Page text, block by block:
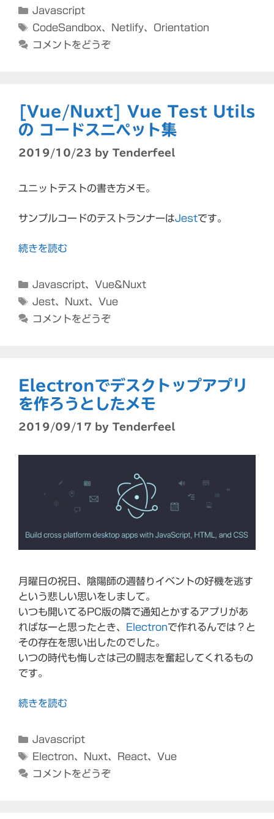
カ
テ
Javascript
タ
グ
CodeSandbox、 Netlify、 Orientation
コメントをどうぞ
[Vue/Nuxt] Vue Test Utils
の コードスニペット集
2019/10/23 by Tenderfeel
ユニットテストの書き方メモ。
サンプルコードのテストランナーはJestです。
続きを読む
カ
テ
Javascript、 Vue&Nuxt
タ
グ
Jest、 Nuxt、 Vue
コメントをどうぞ
Electronでデスクトップアプリ
を作ろうとしたメモ
2019/09/17 by Tenderfeel
月曜日の祝日、陰陽師の週替りイベントの好機を逃す
という悲しい思いをしまして。
いつも開いてるPC版の隣で通知とかするアプリがあ
ればなーと思ったとき、 Electronで作れるんでは？と
その存在を思い出したのでした。
いつの時代も悔しさは己の闘志を奮起してくれるもの
です。
続きを読む
カ
テ
Javascript
タ
グ
Electron、 Nuxt、 React、 Vue
コメントをどうぞ